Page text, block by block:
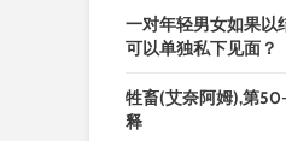
一对年轻男女如果以
可以单独私下见面？
牲畜(艾奈阿姆),第
释